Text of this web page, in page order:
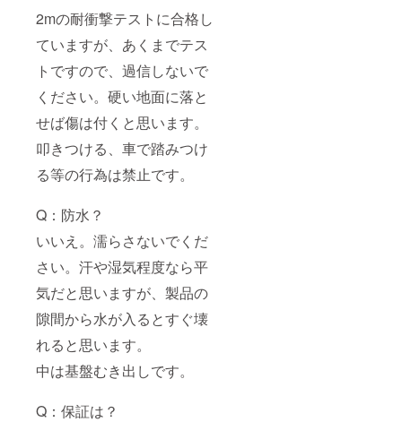
2mの耐衝撃テストに合格し
ていますが、あくまでテス
トですので、過信しないで
ください。硬い地面に落と
せば傷は付くと思います。
叩きつける、車で踏みつけ
る等の行為は禁止です。
Q：防水？
いいえ。濡らさないでくだ
さい。汗や湿気程度なら平
気だと思いますが、製品の
隙間から水が入るとすぐ壊
れると思います。
中は基盤むき出しです。
Q：保証は？